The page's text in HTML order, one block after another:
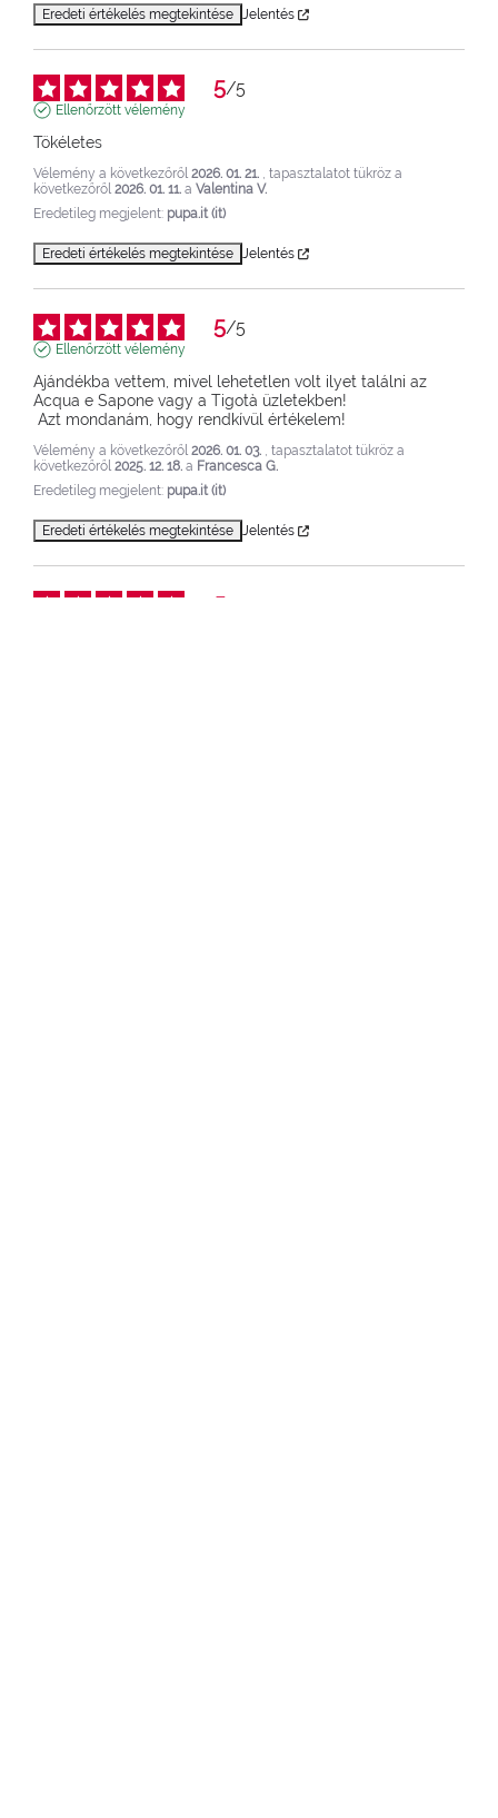
Eredeti értékelés megtekintése Jelentés
5/5
Ellenőrzött vélemény
Tökéletes
Vélemény a következőről 2026. 01. 21. , tapasztalatot tükröz a
következőről 2026. 01. 11. a Valentina V.
Eredetileg megjelent: pupa.it (it)
Eredeti értékelés megtekintése Jelentés
5/5
Ellenőrzött vélemény
Ajándékba vettem, mivel lehetetlen volt ilyet találni az
Acqua e Sapone vagy a Tigotà üzletekben!
Azt mondanám, hogy rendkívül értékelem!
Vélemény a következőről 2026. 01. 03. , tapasztalatot tükröz a
következőről 2025. 12. 18. a Francesca G.
Eredetileg megjelent: pupa.it (it)
Eredeti értékelés megtekintése Jelentés
5